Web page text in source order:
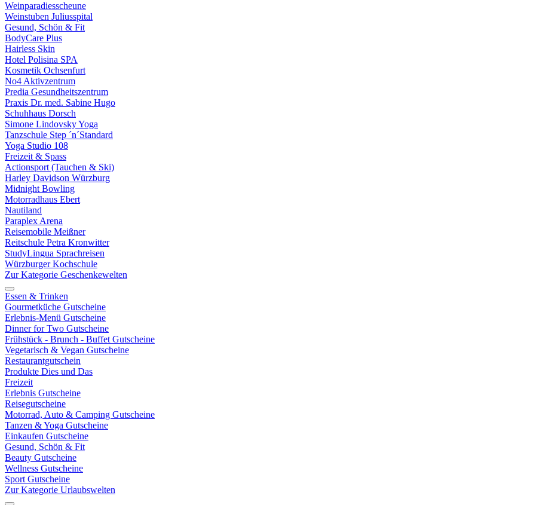
Weinparadiesscheune
Weinstuben Juliusspital
Gesund, Schön & Fit
BodyCare Plus
Hairless Skin
Hotel Polisina SPA
Kosmetik Ochsenfurt
No4 Aktivzentrum
Predia Gesundheitszentrum
Praxis Dr. med. Sabine Hugo
Schuhhaus Dorsch
Simone Lindovsky Yoga
Tanzschule Step ´n´Standard
Yoga Studio 108
Freizeit & Spass
Actionsport (Tauchen & Ski)
Harley Davidson Würzburg
Midnight Bowling
Motorradhaus Ebert
Nautiland
Paraplex Arena
Reisemobile Meißner
Reitschule Petra Kronwitter
StudyLingua Sprachreisen
Würzburger Kochschule
Zur Kategorie Geschenkewelten
Essen & Trinken
Gourmetküche Gutscheine
Erlebnis-Menü Gutscheine
Dinner for Two Gutscheine
Frühstück - Brunch - Buffet Gutscheine
Vegetarisch & Vegan Gutscheine
Restaurantgutschein
Produkte Dies und Das
Freizeit
Erlebnis Gutscheine
Reisegutscheine
Motorrad, Auto & Camping Gutscheine
Tanzen & Yoga Gutscheine
Einkaufen Gutscheine
Gesund, Schön & Fit
Beauty Gutscheine
Wellness Gutscheine
Sport Gutscheine
Zur Kategorie Urlaubswelten